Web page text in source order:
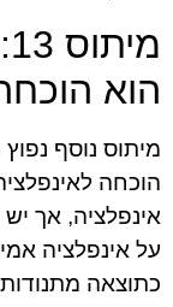
הוא
מיתוס נוסף
הוכחה
אינפלציה, אך
על אינפלציה
כתוצאה